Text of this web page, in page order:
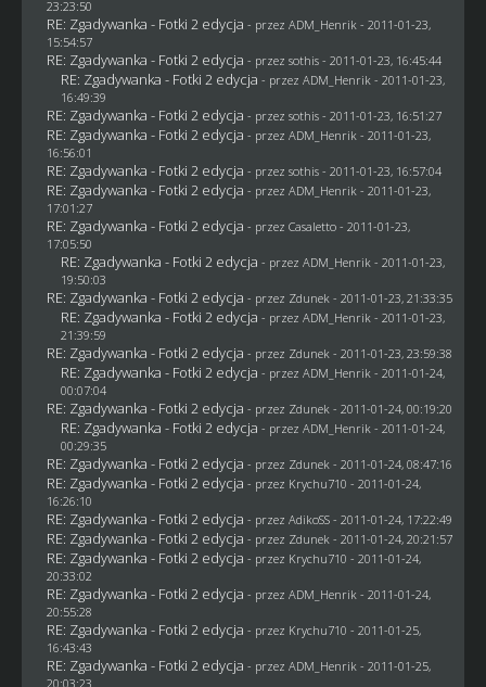
23:23:50
RE: Zgadywanka - Fotki 2 edycja - przez ADM_Henrik - 2011-01-23,
15:54:57
RE: Zgadywanka - Fotki 2 edycja - przez sothis- 2011-01-23, 16:45:44
RE: Zgadywanka - Fotki 2 edycja - przez ADM_Henrik - 2011-01-23,
16:49:39
RE: Zgadywanka - Fotki 2 edycja - przez sothis- 2011-01-23, 16:51:27
RE: Zgadywanka - Fotki 2 edycja - przez ADM_Henrik - 2011-01-23,
16:56:01
RE: Zgadywanka - Fotki 2 edycja - przez sothis- 2011-01-23, 16:57:04
RE: Zgadywanka - Fotki 2 edycja - przez ADM_Henrik - 2011-01-23,
17:01:27
RE: Zgadywanka - Fotki 2 edycja - przez Casaletto- 2011-01-23,
17:05:50
RE: Zgadywanka - Fotki 2 edycja - przez ADM_Henrik - 2011-01-23,
19:50:03
RE: Zgadywanka - Fotki 2 edycja - przez Zdunek - 2011-01-23, 21:33:35
RE: Zgadywanka - Fotki 2 edycja - przez ADM_Henrik - 2011-01-23,
21:39:59
RE: Zgadywanka - Fotki 2 edycja - przez Zdunek - 2011-01-23, 23:59:38
RE: Zgadywanka - Fotki 2 edycja - przez ADM_Henrik - 2011-01-24,
00:07:04
RE: Zgadywanka - Fotki 2 edycja - przez Zdunek - 2011-01-24, 00:19:20
RE: Zgadywanka - Fotki 2 edycja - przez ADM_Henrik - 2011-01-24,
00:29:35
RE: Zgadywanka - Fotki 2 edycja - przez Zdunek - 2011-01-24, 08:47:16
RE: Zgadywanka - Fotki 2 edycja - przez Krychu710 - 2011-01-24,
16:26:10
RE: Zgadywanka - Fotki 2 edycja - przez AdikoSS - 2011-01-24, 17:22:49
RE: Zgadywanka - Fotki 2 edycja - przez Zdunek - 2011-01-24, 20:21:57
RE: Zgadywanka - Fotki 2 edycja - przez Krychu710 - 2011-01-24,
20:33:02
RE: Zgadywanka - Fotki 2 edycja - przez ADM_Henrik - 2011-01-24,
20:55:28
RE: Zgadywanka - Fotki 2 edycja - przez Krychu710 - 2011-01-25,
16:43:43
RE: Zgadywanka - Fotki 2 edycja - przez ADM_Henrik - 2011-01-25,
20:03:23